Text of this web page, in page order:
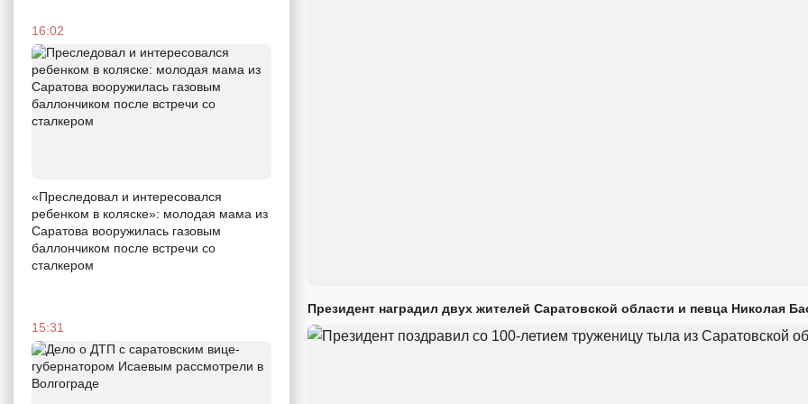
16:02
«Преследовал и интересовался
ребенком в коляске»: молодая мама из
Саратова вооружилась газовым
баллончиком после встречи со
сталкером
15:31
Президент наградил двух жителей Саратовской области и певца Николая